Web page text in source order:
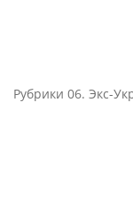
Рубрики 06. Экс-